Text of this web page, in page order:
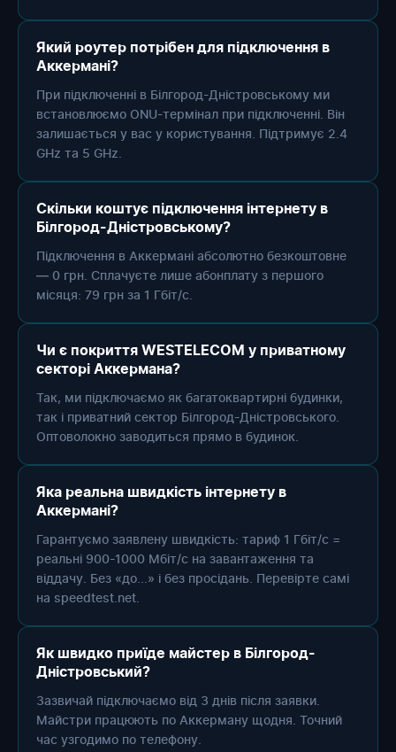
Який роутер потрібен для підключення в
Аккермані?
При підключенні в Білгород-Дністровському ми
встановлюємо ONU-термінал при підключенні. Він
залишається у вас у користування. Підтримує 2.4
GHz та 5 GHz.
Скільки коштує підключення інтернету в
Білгород-Дністровському?
Підключення в Аккермані абсолютно безкоштовне
— 0 грн. Сплачуєте лише абонплату з першого
місяця: 79 грн за 1 Гбіт/с.
Чи є покриття WESTELECOM у приватному
секторі Аккермана?
Так, ми підключаємо як багатоквартирні будинки,
так і приватний сектор Білгород-Дністровського.
Оптоволокно заводиться прямо в будинок.
Яка реальна швидкість інтернету в
Аккермані?
Гарантуємо заявлену швидкість: тариф 1 Гбіт/с =
реальні 900-1000 Мбіт/с на завантаження та
віддачу. Без «до...» і без просідань. Перевірте самі
на speedtest.net.
Як швидко приїде майстер в Білгород-
Дністровський?
Зазвичай підключаємо від 3 днів після заявки.
Майстри працюють по Аккерману щодня. Точний
час узгодимо по телефону.